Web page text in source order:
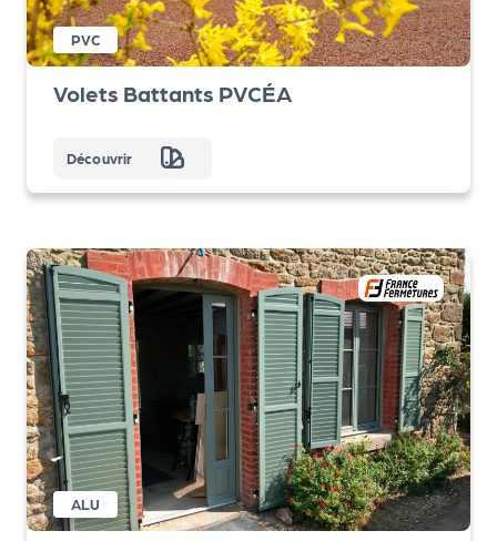
PVC
Volets Battants PVCÉA
Découvrir
ALU